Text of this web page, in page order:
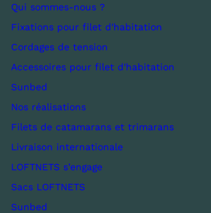
Qui sommes-nous ?
Fixations pour filet d'habitation
Cordages de tension
Accessoires pour filet d'habitation
Sunbed
Nos réalisations
Filets de catamarans et trimarans
Livraison internationale
LOFTNETS s’engage
Sacs LOFTNETS
Sunbed